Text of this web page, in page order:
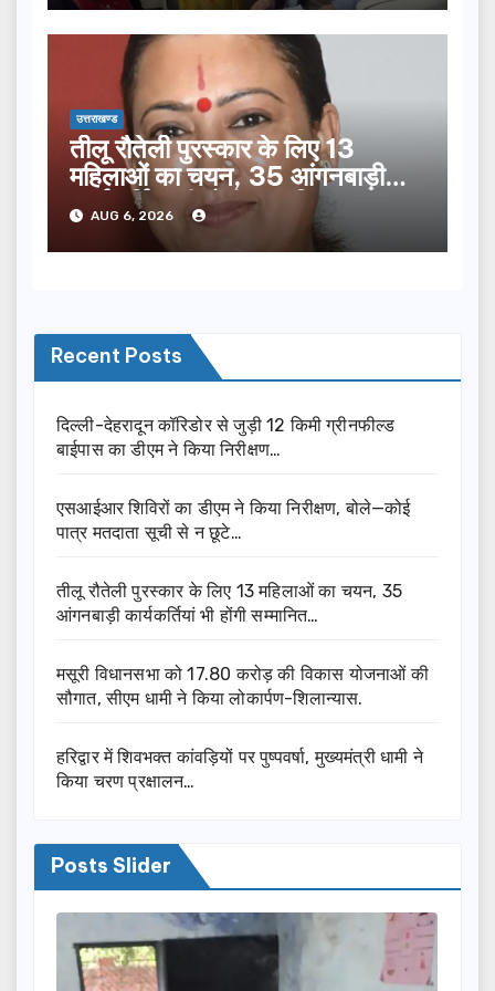
उत्तराखण्ड
तीलू रौतेली पुरस्कार के लिए 13
महिलाओं का चयन, 35 आंगनबाड़ी
कार्यकर्तियां भी होंगी सम्मानित…
AUG 6, 2026
Recent Posts
दिल्ली-देहरादून कॉरिडोर से जुड़ी 12 किमी ग्रीनफील्ड
बाईपास का डीएम ने किया निरीक्षण…
एसआईआर शिविरों का डीएम ने किया निरीक्षण, बोले—कोई
पात्र मतदाता सूची से न छूटे…
तीलू रौतेली पुरस्कार के लिए 13 महिलाओं का चयन, 35
आंगनबाड़ी कार्यकर्तियां भी होंगी सम्मानित…
मसूरी विधानसभा को 17.80 करोड़ की विकास योजनाओं की
सौगात, सीएम धामी ने किया लोकार्पण-शिलान्यास.
हरिद्वार में शिवभक्त कांवड़ियों पर पुष्पवर्षा, मुख्यमंत्री धामी ने
किया चरण प्रक्षालन…
Posts Slider